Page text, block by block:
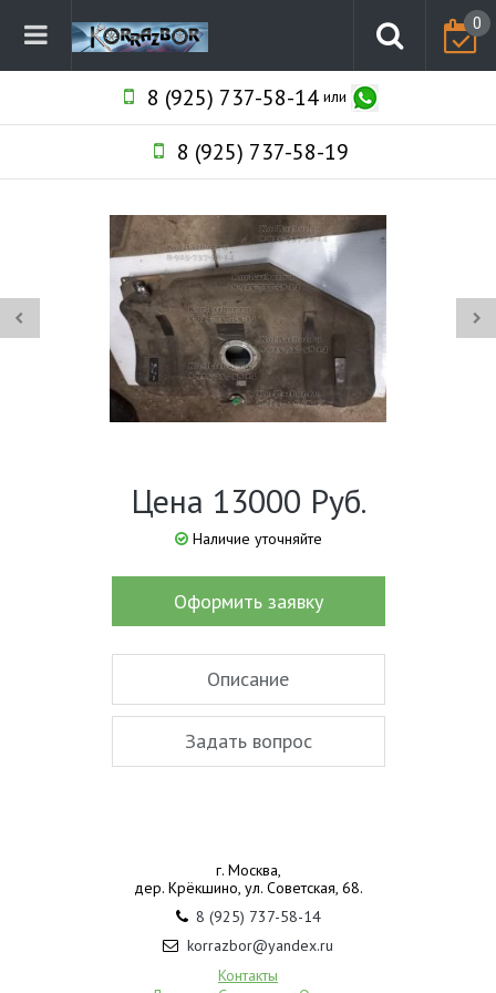
0
8 (925) 737-58-14или
8 (925) 737-58-19
Цена 13000 Руб.
Наличие уточняйте
Оформить заявку
Описание
Задать вопрос
г. Москва,
дер. Крёкшино, ул. Советская, 68.
8 (925) 737-58-14
korrazbor@yandex.ru
Контакты